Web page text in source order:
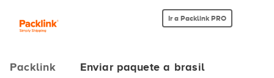
Ir a Packlink PRO
Packlink Enviar paquete a brasil